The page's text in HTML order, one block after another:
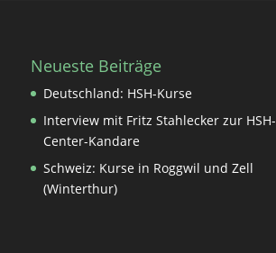
Neueste Beiträge
Deutschland: HSH-Kurse
Interview mit Fritz Stahlecker zur HSH-
Center-Kandare
Schweiz: Kurse in Roggwil und Zell
(Winterthur)